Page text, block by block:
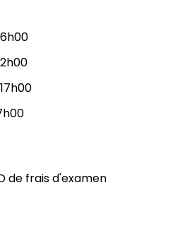
de frais d'examen